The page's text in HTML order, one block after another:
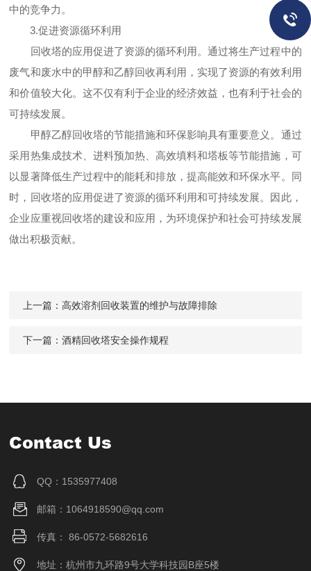
中的竞争力。
3.促进资源循环利用
回收塔的应用促进了资源的循环利用。通过将生产过程中的
废气和废水中的甲醇和乙醇回收再利用，实现了资源的有效利用
和价值较大化。这不仅有利于企业的经济效益，也有利于社会的
可持续发展。
甲醇乙醇回收塔的节能措施和环保影响具有重要意义。通过
采用热集成技术、进料预加热、高效填料和塔板等节能措施，可
以显著降低生产过程中的能耗和排放，提高能效和环保水平。同
时，回收塔的应用促进了资源的循环利用和可持续发展。因此，
企业应重视回收塔的建设和应用，为环境保护和社会可持续发展
做出积极贡献。
上一篇：高效溶剂回收装置的维护与故障排除
下一篇：酒精回收塔安全操作规程
Contact Us
QQ：1535977408
邮箱：1064918590@qq.com
传真： 86-0572-5682616
地址：杭州市九环路9号大学科技园B座5楼